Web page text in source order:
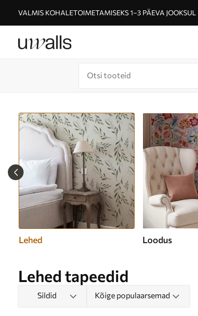
VALMIS KOHALETOIMETAMISEKS 1–3 PÄEVA JOOKSUL
Lehed Loodus
Lehed tapeedid
Sildid Kõige populaarsemad